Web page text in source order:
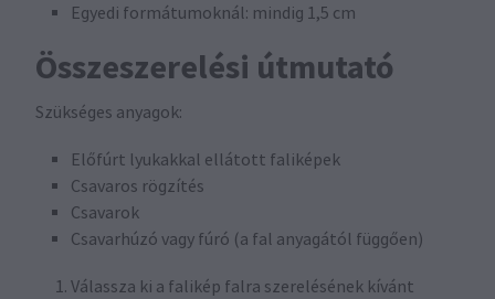
Egyedi formátumoknál: mindig 1,5 cm
Összeszerelési útmutató
Szükséges anyagok:
Előfúrt lyukakkal ellátott faliképek
Csavaros rögzítés
Csavarok
Csavarhúzó vagy fúró (a fal anyagától függően)
Válassza ki a falikép falra szerelésének kívánt